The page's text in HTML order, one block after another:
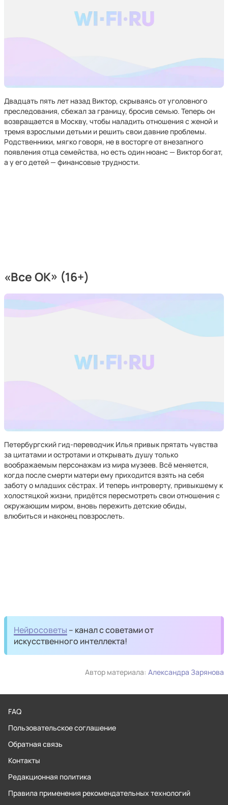
Двадцать пять лет назад Виктор, скрываясь от уголовного
преследования, сбежал за границу, бросив семью. Теперь он
возвращается в Москву, чтобы наладить отношения с женой и
тремя взрослыми детьми и решить свои давние проблемы.
Родственники, мягко говоря, не в восторге от внезапного
появления отца семейства, но есть один нюанс — Виктор богат,
а у его детей — финансовые трудности.
«Все ОК» (16+)
Петербургский гид-переводчик Илья привык прятать чувства
за цитатами и остротами и открывать душу только
воображаемым персонажам из мира музеев. Всё меняется,
когда после смерти матери ему приходится взять на себя
заботу о младших сёстрах. И теперь интроверту, привыкшему к
холостяцкой жизни, придётся пересмотреть свои отношения с
окружающим миром, вновь пережить детские обиды,
влюбиться и наконец повзрослеть.
Нейросоветы – канал с советами от
искусственного интеллекта!
Автор материала: Александра Зарянова
FAQ
Пользовательское соглашение
Обратная связь
Контакты
Редакционная политика
Правила применения рекомендательных технологий